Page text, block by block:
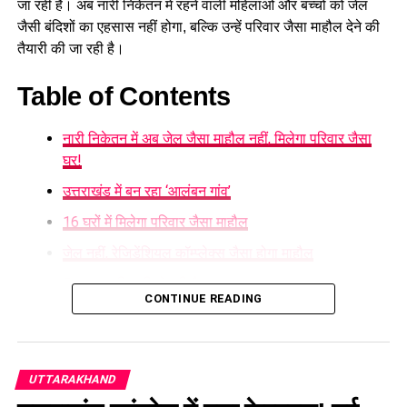
जा रही है। अब नारी निकेतन में रहने वाली महिलाओं और बच्चों को जेल
जैसी बंदिशों का एहसास नहीं होगा, बल्कि उन्हें परिवार जैसा माहौल देने की
तैयारी की जा रही है।
Table of Contents
नारी निकेतन में अब जेल जैसा माहौल नहीं, मिलेगा परिवार जैसा
घर!
उत्तराखंड में बन रहा ‘आलंबन गांव’
16 घरों में मिलेगा परिवार जैसा माहौल
5 एकड़ जमीन की हो रही है तलाश
महिलाओं और बच्चों को मिलेगा नया जीवन
मिलेगा परिवार जैसा घर!
CONTINUE READING
UTTARAKHAND